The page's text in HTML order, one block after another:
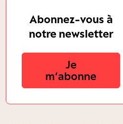
Abonnez-vous à
notre newsletter
Je
m‘abonne